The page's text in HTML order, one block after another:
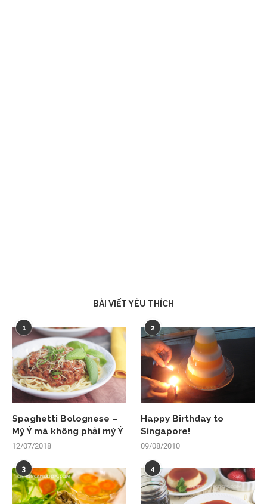
BÀI VIẾT YÊU THÍCH
1
Spaghetti Bolognese –
Mỳ Ý mà không phải mỳ Ý
12/07/2018
2
Happy Birthday to
Singapore!
09/08/2010
3 4